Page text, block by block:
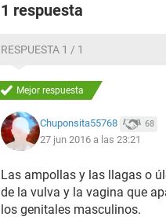
1 respuesta
RESPUESTA 1 / 1
Mejor respuesta
Chuponsita55768 68
27 jun 2016 a las 23:21
Las ampollas y las llagas o
de la vulva y la vagina que
los genitales masculinos.